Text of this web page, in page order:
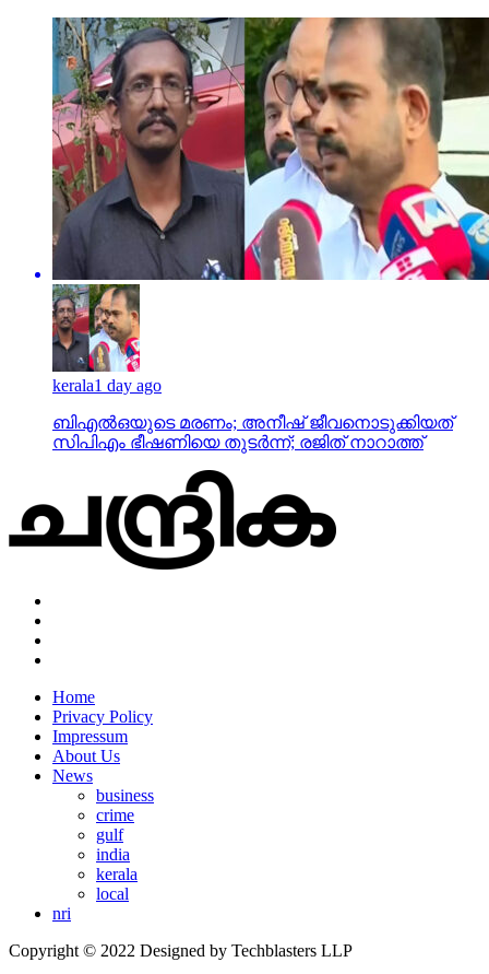
kerala1 day ago
ബിഎല്‍ഒയുടെ മരണം; അനീഷ് ജീവനൊടുക്കിയത്
സിപിഎം ഭീഷണിയെ തുടര്‍ന്ന്; രജിത് നാറാത്ത്
Home
Privacy Policy
Impressum
About Us
News
business
crime
gulf
india
kerala
local
nri
Copyright © 2022 Designed by Techblasters LLP